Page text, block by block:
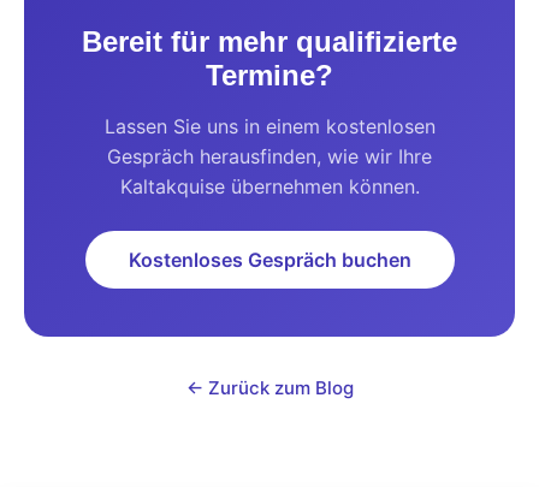
Bereit für mehr qualifizierte
Termine?
Lassen Sie uns in einem kostenlosen
Gespräch herausfinden, wie wir Ihre
Kaltakquise übernehmen können.
Kostenloses Gespräch buchen
← Zurück zum Blog